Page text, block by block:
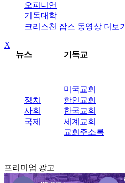
오피니언
기독대학
크리스천 잡스 동영상 더보기
X
뉴스
기독교
정치
사회
국제
미국교회
한인교회
한국교회
세계교회
교회주소록
프리미엄 광고